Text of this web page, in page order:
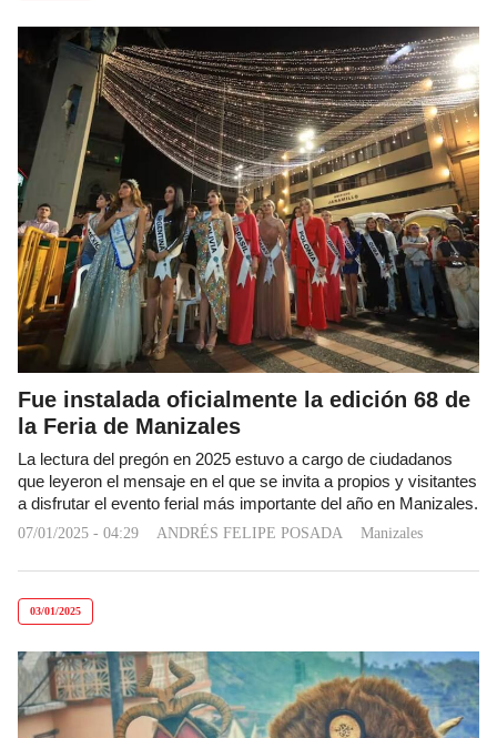
Fue instalada oficialmente la edición 68 de
la Feria de Manizales
La lectura del pregón en 2025 estuvo a cargo de ciudadanos
que leyeron el mensaje en el que se invita a propios y visitantes
a disfrutar el evento ferial más importante del año en Manizales.
07/01/2025 - 04:29 ANDRÉS FELIPE POSADA Manizales
03/01/2025